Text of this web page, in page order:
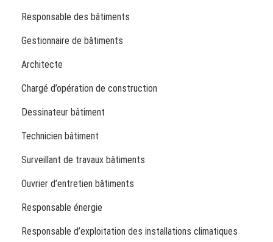
Responsable des bâtiments
Gestionnaire de bâtiments
Architecte
Chargé d’opération de construction
Dessinateur bâtiment
Technicien bâtiment
Surveillant de travaux bâtiments
Ouvrier d’entretien bâtiments
Responsable énergie
Responsable d’exploitation des installations climatiques